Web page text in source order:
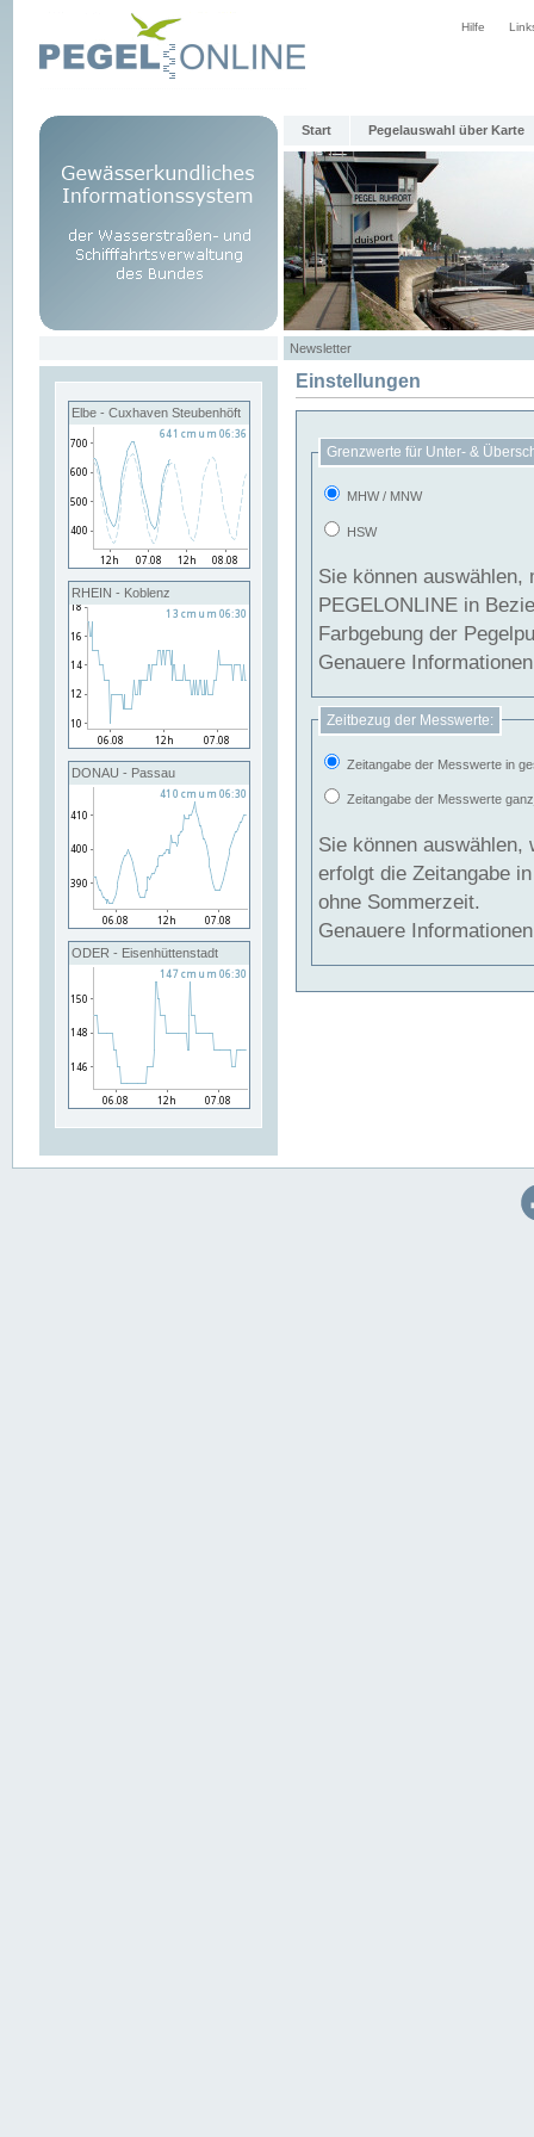
Hilfe
Start Pegelauswahl über Karte
Newsletter
Elbe - Cuxhaven Steubenhöft
RHEIN - Koblenz
DONAU - Passau
ODER - Eisenhüttenstadt
Einstellungen
Grenzwerte für Unter- &
MHW / MNW
HSW
Sie können
PEGELONLINE in Beziehung
Farbgebung der
Genauere
Zeitbezug der Messwerte:
Zeitangabe der Messwerte in
Zeitangabe der Messwerte
Sie können auswählen,
erfolgt die Zeitangabe
ohne Sommerzeit.
Genauere